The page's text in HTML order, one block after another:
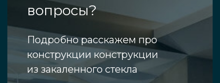
вопросы?
Подробно расскажем про
конструкции конструкции
из закаленного стекла